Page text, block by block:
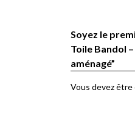
Soyez le
Toile Bandol
aménagé”
Vous devez être